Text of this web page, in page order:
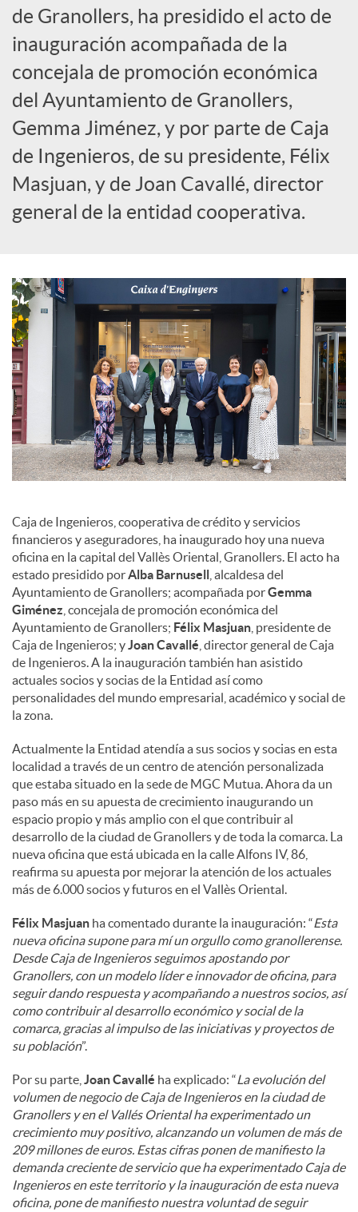
c
i
a
l
e
s
de Granollers, ha presidido el acto de
inauguración acompañada de la
concejala de promoción económica
del Ayuntamiento de Granollers,
Gemma Jiménez, y por parte de Caja
de Ingenieros, de su presidente, Félix
Masjuan, y de Joan Cavallé, director
general de la entidad cooperativa.
Caja de Ingenieros, cooperativa de crédito y servicios
financieros y aseguradores, ha inaugurado hoy una nueva
oficina en la capital del Vallès Oriental, Granollers. El acto ha
estado presidido porAlba Barnusell
, alcaldesa del
Ayuntamiento de Granollers; acompañada porGemma
Giménez , concejala de promoción económica del
Ayuntamiento de Granollers; Félix Masjuan , presidente de
Caja de Ingenieros; yJoan Cavallé , director general de Caja
de Ingenieros. A la inauguración también han asistido
actuales socios y socias de la Entidad así como
personalidades del mundo empresarial, académico y social de
la zona.
Actualmente la Entidad atendía a sus socios y socias en esta
localidad a través de un centro de atención personalizada
que estaba situado en la sede de MGC Mutua. Ahora da un
paso más en su apuesta de crecimiento inaugurando un
espacio propio y más amplio con el que contribuir al
desarrollo de la ciudad de Granollers y de toda la comarca. La
nueva oficina que está ubicada en la calle Alfons IV, 86,
reafirma su apuesta por mejorar la atención de los actuales
más de 6.000 socios y futuros en el Vallès Oriental.
Félix Masjuan ha comentado durante la inauguración: “Esta
nueva oficina supone para mí un orgullo como granollerense.
Desde Caja de Ingenieros seguimos apostando por
Granollers, con un modelo líder e innovador de oficina, para
seguir dando respuesta y acompañando a nuestros socios, así
como contribuir al desarrollo económico y social de la
comarca, gracias al impulso de las iniciativas y proyectos de
su población”.
Por su parte, Joan Cavallé ha explicado: “La evolución del
volumen de negocio de Caja de Ingenieros en la ciudad de
Granollers y en el Vallés Oriental ha experimentado un
crecimiento muy positivo, alcanzando un volumen de más de
209 millones de euros. Estas cifras ponen de manifiesto la
demanda creciente de servicio que ha experimentado Caja de
Ingenieros en este territorio y la inauguración de esta nueva
oficina, pone de manifiesto nuestra voluntad de seguir